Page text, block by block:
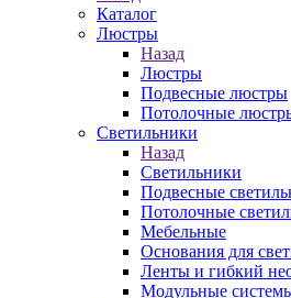
Каталог
Люстры
Назад
Люстры
Подвесные люстры
Потолочные
Светильники
Назад
Светильники
Подвесные
Потолочные
Мебельные
Основания для
Ленты и гибкий
Модульные